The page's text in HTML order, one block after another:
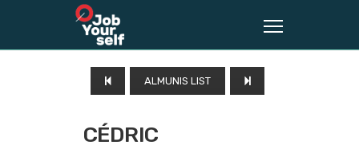
ALMUNIS LIST
CÉDRIC